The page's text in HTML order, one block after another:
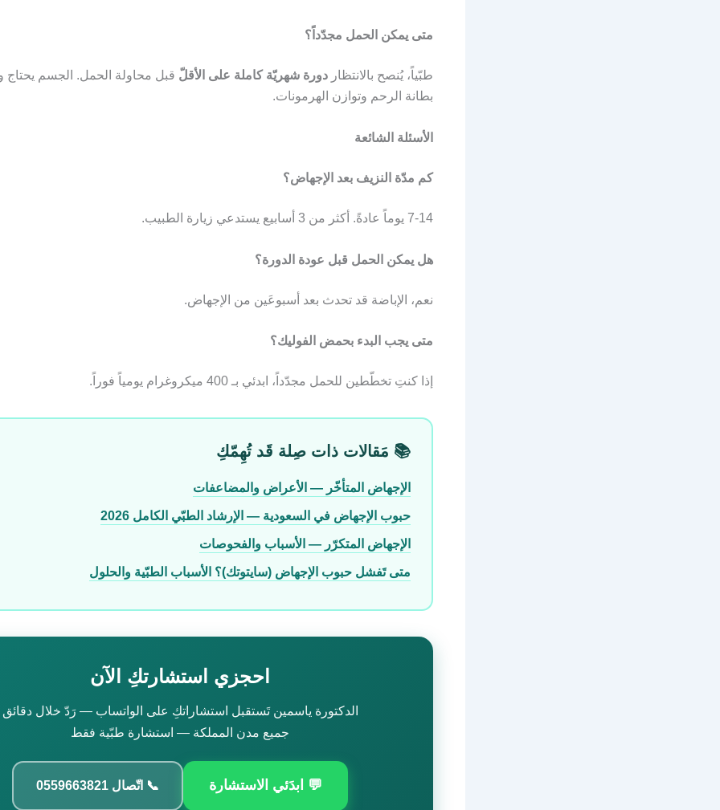
متى يمكن الحمل مجدّداً؟
طبّياً، يُنصح بالانتظار دورة شهريّة كاملة على الأقلّ قبل محاولة الحمل. الجسم يحتاج
بطانة الرحم وتوازن الهرمونات.
الأسئلة الشائعة
كم مدّة النزيف بعد الإجهاض؟
7-14 يوماً عادةً. أكثر من 3 أسابيع يستدعي زيارة الطبيب.
هل يمكن الحمل قبل عودة الدورة؟
نعم، الإباضة قد تحدث بعد أسبوعَين من الإجهاض.
متى يجب البدء بحمض الفوليك؟
إذا كنتِ تخطّطين للحمل مجدّداً، ابدئي بـ 400 ميكروغرام يومياً فوراً.
📚 مَقالات ذات صِلة قَد تُهِمّكِ
الإجهاض المتأخّر — الأعراض والمضاعفات
حبوب الإجهاض في السعودية — الإرشاد الطبّي الكامل 2026
الإجهاض المتكرّر — الأسباب والفحوصات
متى تَفشل حبوب الإجهاض (سايتوتك)؟ الأسباب الطبّية والحلول
احجزي استشارتكِ الآن
الدكتورة ياسمين تَستقبل استشاراتكِ على الواتساب — رَدّ خلال دقائق
جميع مدن المملكة — استشارة طبّية فقط
💬 ابدَئي الاستشارة 📞 اتّصال 0559663821